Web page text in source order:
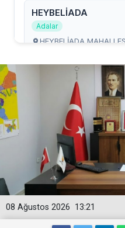
13:21
08 Ağustos 2026